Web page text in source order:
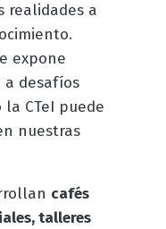
realidades a
expone
a desafíos
CTeI puede
nuestras
cafés
talleres